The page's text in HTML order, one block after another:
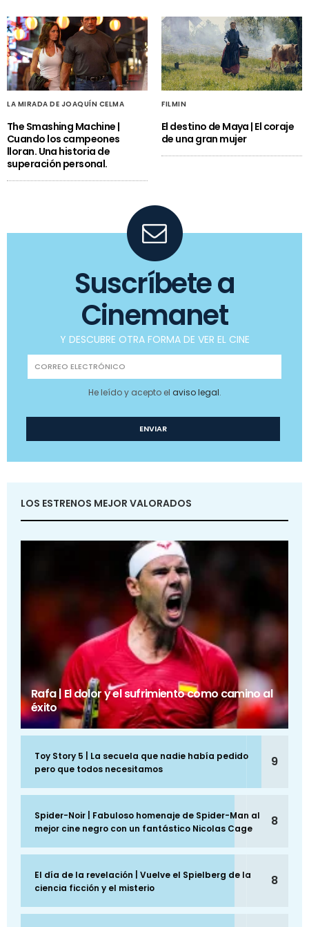
LA MIRADA DE JOAQUÍN CELMA
The Smashing Machine |
Cuando los campeones
lloran. Una historia de
superación personal.
FILMIN
El destino de Maya | El coraje
de una gran mujer
Suscríbete a
Cinemanet
Y DESCUBRE OTRA FORMA DE VER EL CINE
He leído y acepto el aviso legal.
LOS ESTRENOS MEJOR VALORADOS
Rafa | El dolor y el sufrimiento como camino al
éxito
Toy Story 5 | La secuela que nadie había pedido
pero que todos necesitamos
9
Spider-Noir | Fabuloso homenaje de Spider-Man al
mejor cine negro con un fantástico Nicolas Cage
8
El día de la revelación | Vuelve el Spielberg de la
ciencia ficción y el misterio
8